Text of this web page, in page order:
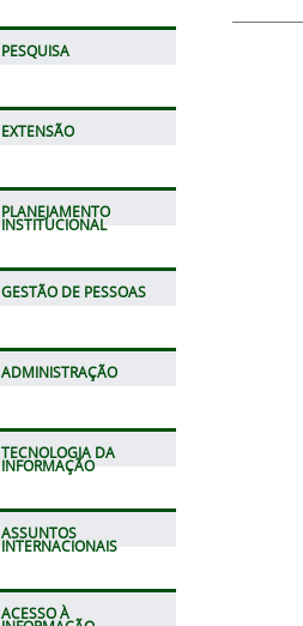
PESQUISA
EXTENSÃO
PLANEJAMENTO
INSTITUCIONAL
GESTÃO DE PESSOAS
ADMINISTRAÇÃO
TECNOLOGIA DA
INFORMAÇÃO
ASSUNTOS
INTERNACIONAIS
ACESSO À